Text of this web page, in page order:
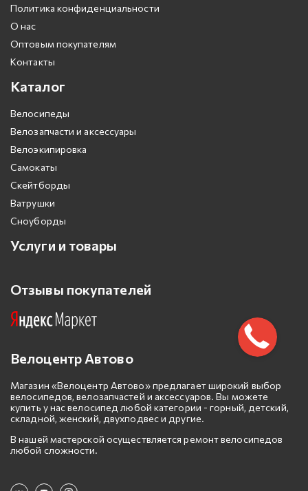
Политика конфиденциальности
О нас
Оптовым покупателям
Контакты
Каталог
Велосипеды
Велозапчасти и аксессуары
Велоэкипировка
Самокаты
Скейтборды
Ватрушки
Сноуборды
Услуги и товары
Отзывы покупателей
Велоцентр Автово
Магазин «Велоцентр Автово» предлагает широкий выбор
велосипедов, велозапчастей и аксессуаров. Вы можете
купить у нас велосипед любой категории - горный, детский,
складной, женский, двухподвес и другие.
В нашей мастерской осуществляется ремонт велосипедов
любой сложности.